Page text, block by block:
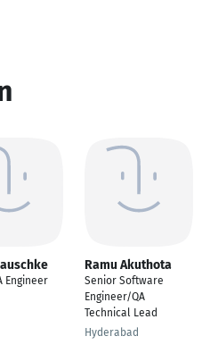
Engineer
Ramu Akuthota
Senior Software
Engineer/QA
Technical Lead
Hyderabad